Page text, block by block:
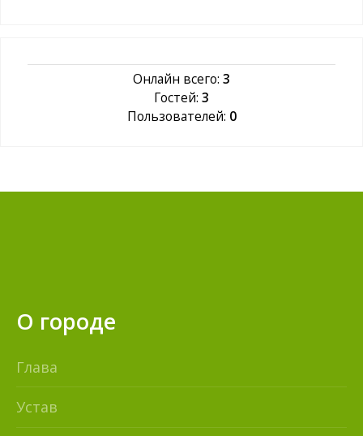
Онлайн всего: 3
Гостей: 3
Пользователей: 0
О городе
Глава
Устав